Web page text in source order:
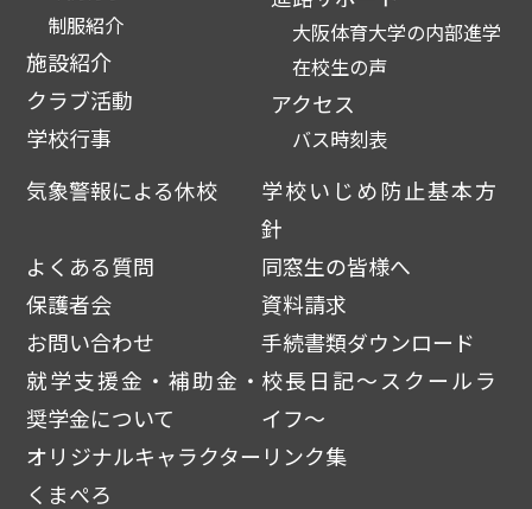
制服紹介
施設紹介
クラブ活動
学校行事
大阪体育大学の内部進学
在校生の声
アクセス
バス時刻表
気象警報による休校
学校いじめ防止基本方
針
よくある質問
同窓生の皆様へ
保護者会
資料請求
お問い合わせ
手続書類ダウンロード
就学支援金・補助金・
奨学金について
校長日記～スクールラ
イフ～
オリジナルキャラクター
くまぺろ
リンク集